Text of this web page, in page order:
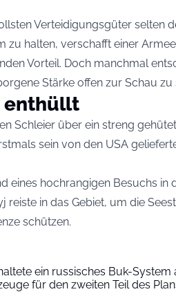
Verteidigungsgüter selten
zu halten, verschafft einer
Vorteil. Doch manchmal
Stärke offen zur Schau zu
enthüllt
Schleier über ein streng
sein von den USA
eines hochrangigen Besuchs in
reiste in das Gebiet, um die
schützen.
ein russisches Buk-
für den zweiten Teil des